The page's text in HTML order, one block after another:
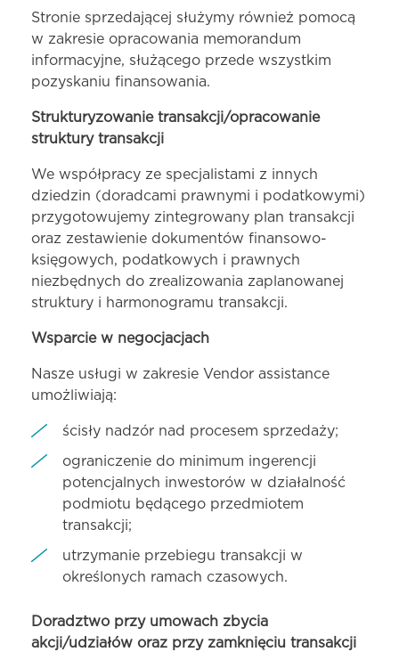
Stronie sprzedającej służymy również pomocą
w zakresie opracowania memorandum
informacyjne, służącego przede wszystkim
pozyskaniu finansowania.
Strukturyzowanie transakcji/opracowanie
struktury transakcji
We współpracy ze specjalistami z innych
dziedzin (doradcami prawnymi i podatkowymi)
przygotowujemy zintegrowany plan transakcji
oraz zestawienie dokumentów finansowo-
księgowych, podatkowych i prawnych
niezbędnych do zrealizowania zaplanowanej
struktury i harmonogramu transakcji.
Wsparcie w negocjacjach
Nasze usługi w zakresie Vendor assistance
umożliwiają:
ścisły nadzór nad procesem sprzedaży;
ograniczenie do minimum ingerencji
potencjalnych inwestorów w działalność
podmiotu będącego przedmiotem
transakcji;
utrzymanie przebiegu transakcji w
określonych ramach czasowych.
Doradztwo przy umowach zbycia
akcji/udziałów oraz przy zamknięciu transakcji